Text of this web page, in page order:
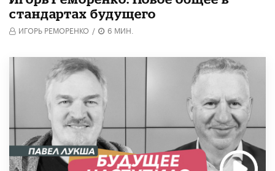
стандартах будущего
ИГОРЬ РЕМОРЕНКО / 6 МИН.